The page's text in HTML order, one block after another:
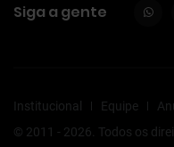
Siga a gente
Institucional Equipe
© 2011 - 2026. Todos os